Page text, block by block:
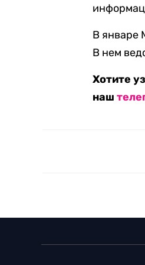
В январе
В нем
Хотите
наш